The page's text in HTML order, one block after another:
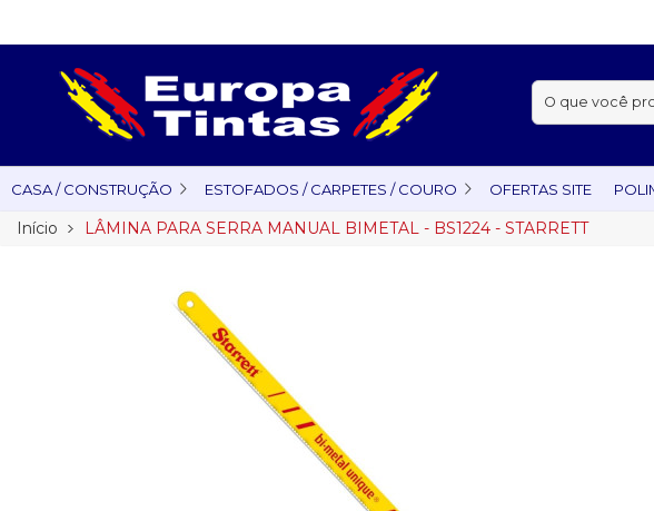
Buscar:
CASA / CONSTRUÇÃO ESTOFADOS / CARPETES / COURO OFERTAS SITE
Início LÂMINA PARA SERRA MANUAL BIMETAL - BS1224 - STARRETT